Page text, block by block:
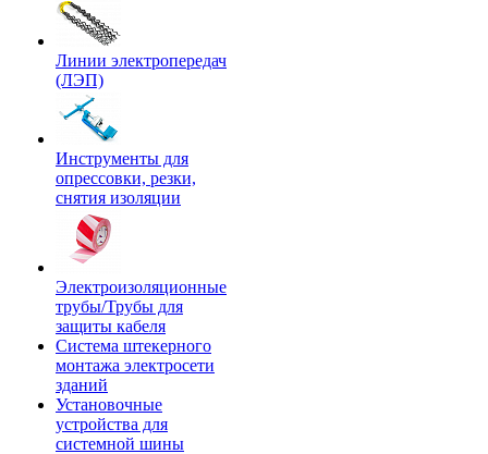
Линии электропередач
(ЛЭП)
Инструменты для
опрессовки, резки,
снятия изоляции
Электроизоляционные
трубы/Трубы для
защиты кабеля
Система штекерного
монтажа электросети
зданий
Установочные
устройства для
системной шины